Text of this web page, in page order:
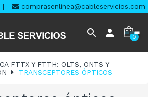
| comprasenlinea@cableservicios.com
search person 0
FTTX Y FTTH: OLTS, ONTS Y
TRANSCEPTORES ÓPTICOS